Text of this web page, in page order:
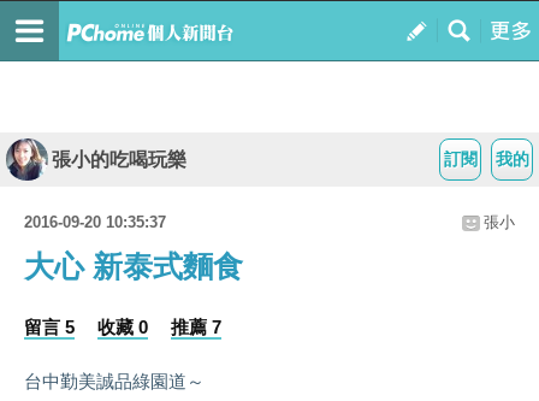
我的
訂閱
張小的吃喝玩樂
2016-09-20 10:35:37 張小
大心 新泰式麵食
留言 5 收藏 0 推薦 7
台中勤美誠品綠園道～